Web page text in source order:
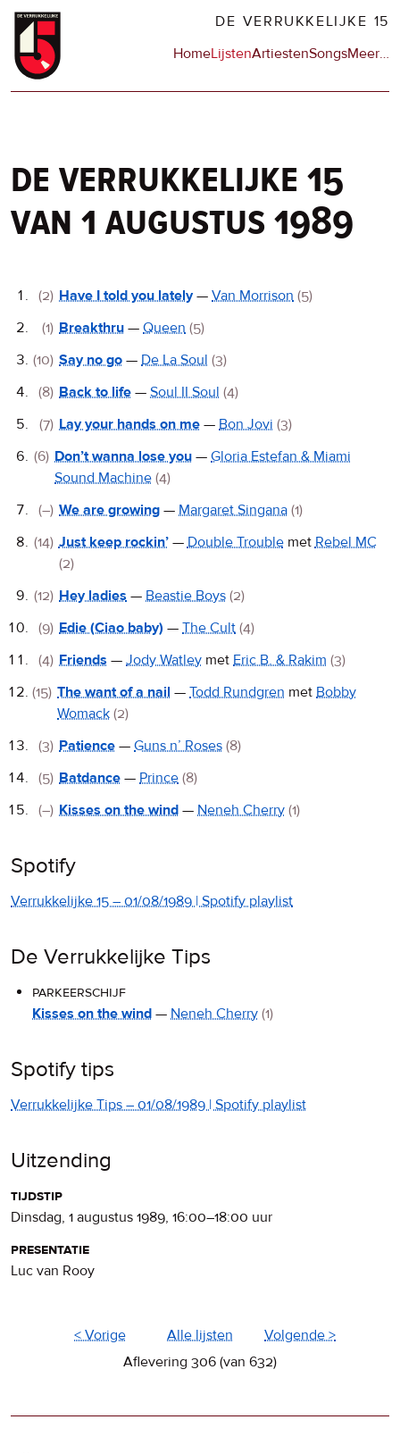
Overslaan
naar
DE VERRUKKELIJKE 15
Hoofdnavigatie
HomeLijstenArtiestenSongsMeerop
…
de verrukkelijke 15
van 1 augustus 1989
De
Verrukkelijke
15
(2) Have I told you lately— Van Morrison (5)
(1) Breakthru — Queen (5)
(10) Say no go — De La Soul (3)
(8) Back to life — Soul II Soul (4)
(7) Lay your hands on me — Bon Jovi (3)
(6) Don’t wanna lose you —Gloria Estefan & Miami
Sound Machine (4)
(–) We are growing — Margaret Singana (1)
(14) Just keep rockin’— Double Troublemet Rebel MC
(2)
(12) Hey ladies — Beastie Boys (2)
(9) Edie (Ciao baby) — The Cult (4)
(4) Friends — Jody Watley met Eric B. & Rakim (3)
(15) The want of a nail — Todd Rundgren met Bobby
Womack (2)
(3) Patience — Guns n’ Roses (8)
(5) Batdance — Prince (8)
(–) Kisses on the wind — Neneh Cherry (1)
Spotify
Verrukkelijke 15 – 01/08/1989 | Spotify playlist
De Verrukkelijke Tips
parkeerschijf
Kisses on the wind — Neneh Cherry (1)
Spotify tips
Verrukkelijke Tips – 01/08/1989 | Spotify playlist
Uitzending
tijdstip
dinsdag, 1 augustus 1989, 16:00–18:00 uur
presentatie
Luc van Rooy
< Vorige Alle lijsten
Volgende >
Aflevering 306 (van 632)